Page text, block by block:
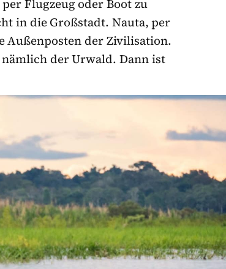
Flugzeug oder Boot zu
in die Großstadt. Nauta, per
Außenposten der Zivilisation.
der Urwald. Dann ist